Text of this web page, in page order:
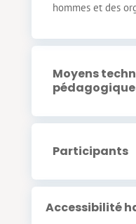
hommes et des
Moyens
Participants
Accessibilité